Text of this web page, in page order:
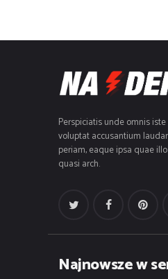
Perspiciatis unde omnis
voluptat accusantium
periam, eaque ipsa quae
quasi arch.
Najnowsze w